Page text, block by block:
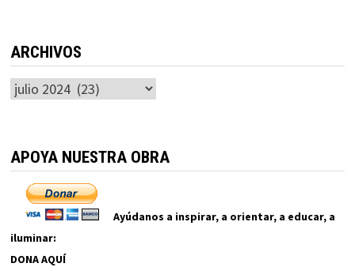
ARCHIVOS
Archivos
APOYA NUESTRA OBRA
Ayúdanos a inspirar, a orientar, a educar, a
iluminar:
DONA AQUÍ